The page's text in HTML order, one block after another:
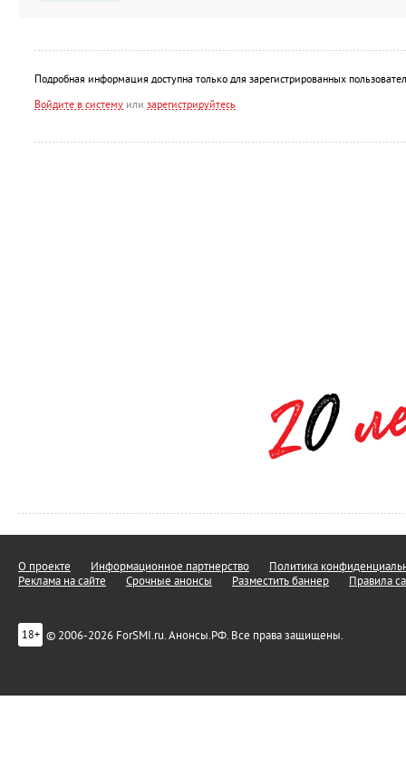
Подробная информация доступна только для зарегистрированных
Войдите в систему или зарегистрируйтесь
О проекте Информационное партнерство
Политика
Реклама на сайте
Срочные анонсы Разместить баннер Правила
18+ © 2006-2026 ForSMI.ru. Анонсы.РФ. Все права защищены.